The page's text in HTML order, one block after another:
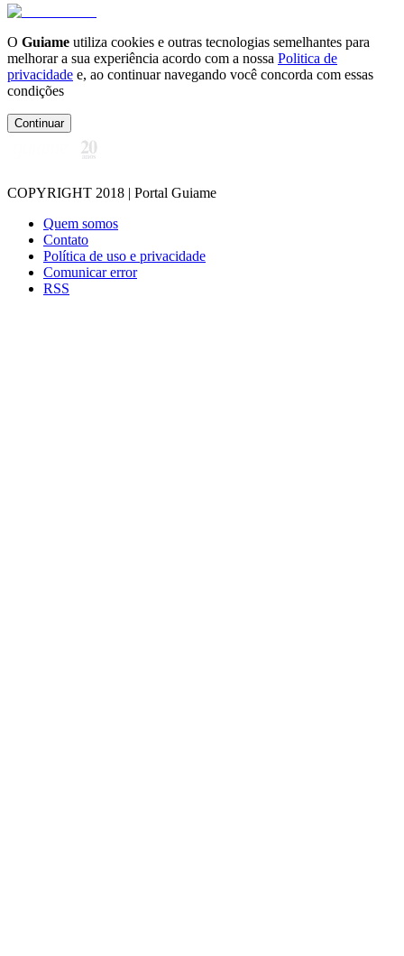
O Guiame utiliza cookies e outras tecnologias semelhantes para
melhorar a sua experiência acordo com a nossa Politica de
privacidade e, ao continuar navegando você concorda com essas
condições
Continuar
COPYRIGHT 2018 | Portal Guiame
Quem somos
Contato
Política de uso e privacidade
Comunicar error
RSS